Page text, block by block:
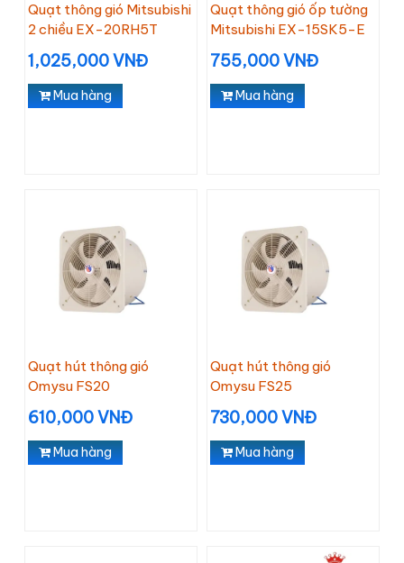
Quạt thông gió Mitsubishi
2 chiều EX-20RH5T
1,025,000 VNĐ
Mua hàng
Quạt thông gió ốp tường
Mitsubishi EX-15SK5-E
755,000 VNĐ
Mua hàng
Quạt hút thông gió
Omysu FS20
610,000 VNĐ
Mua hàng
Quạt hút thông gió
Omysu FS25
730,000 VNĐ
Mua hàng